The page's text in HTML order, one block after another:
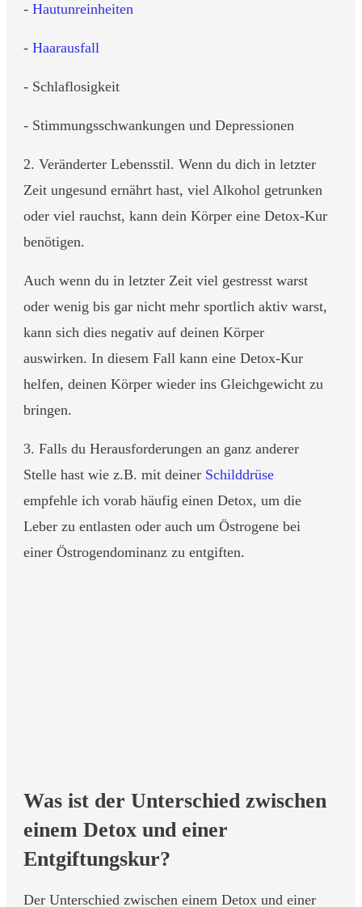
- Hautunreinheiten
- Haarausfall
- Schlaflosigkeit
- Stimmungsschwankungen und Depressionen
2. Veränderter Lebensstil. Wenn du dich in letzter
Zeit ungesund ernährt hast, viel Alkohol getrunken
oder viel rauchst, kann dein Körper eine Detox-Kur
benötigen.
Auch wenn du in letzter Zeit viel gestresst warst
oder wenig bis gar nicht mehr sportlich aktiv warst,
kann sich dies negativ auf deinen Körper
auswirken. In diesem Fall kann eine Detox-Kur
helfen, deinen Körper wieder ins Gleichgewicht zu
bringen.
3. Falls du Herausforderungen an ganz anderer
Stelle hast wie z.B. mit deiner Schilddrüse
empfehle ich vorab häufig einen Detox, um die
Leber zu entlasten oder auch um Östrogene bei
einer Östrogendominanz zu entgiften.
Was ist der Unterschied zwischen
einem Detox und einer
Entgiftungskur?
Der Unterschied zwischen einem Detox und einer